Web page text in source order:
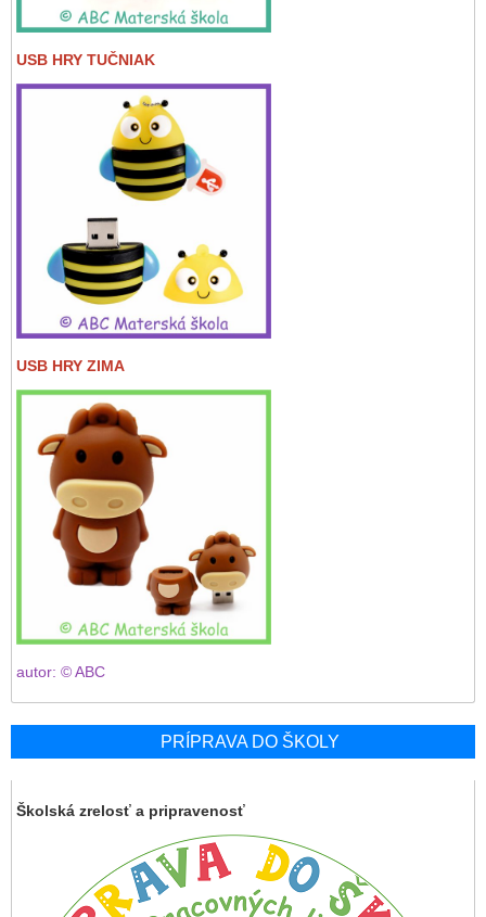
USB HRY TUČNIAK
USB HRY ZIMA
autor: © ABC
PRÍPRAVA DO ŠKOLY
Školská zrelosť a pripravenosť